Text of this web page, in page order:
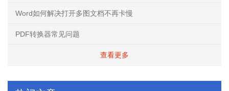
Word如何解决打开多图文档不再卡慢
PDF转换器常见问题
查看更多